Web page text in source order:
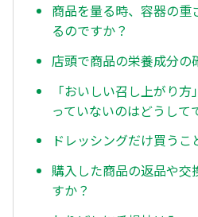
商品を量る時、容器の重
るのですか？
店頭で商品の栄養成分の
「おいしい召し上がり
っていないのはどうして
ドレッシングだけ買うこ
購入した商品の返品や交
すか？